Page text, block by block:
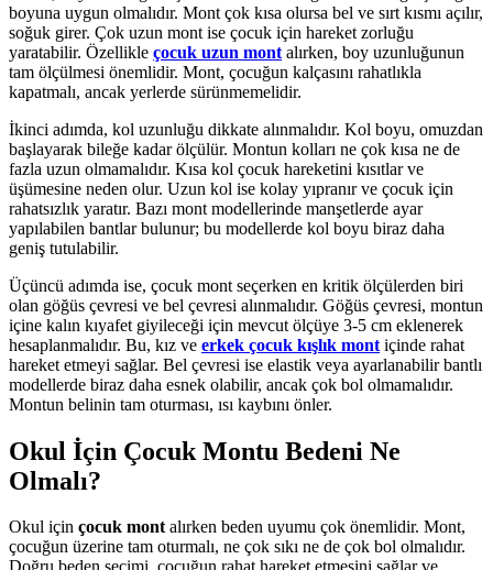
boyuna uygun olmalıdır. Mont çok kısa olursa bel ve sırt kısmı açılır,
soğuk girer. Çok uzun mont ise çocuk için hareket zorluğu
yaratabilir. Özellikle çocuk uzun mont alırken, boy uzunluğunun
tam ölçülmesi önemlidir. Mont, çocuğun kalçasını rahatlıkla
kapatmalı, ancak yerlerde sürünmemelidir.
İkinci adımda, kol uzunluğu dikkate alınmalıdır. Kol boyu, omuzdan
başlayarak bileğe kadar ölçülür. Montun kolları ne çok kısa ne de
fazla uzun olmamalıdır. Kısa kol çocuk hareketini kısıtlar ve
üşümesine neden olur. Uzun kol ise kolay yıpranır ve çocuk için
rahatsızlık yaratır. Bazı mont modellerinde manşetlerde ayar
yapılabilen bantlar bulunur; bu modellerde kol boyu biraz daha
geniş tutulabilir.
Üçüncü adımda ise, çocuk mont seçerken en kritik ölçülerden biri
olan göğüs çevresi ve bel çevresi alınmalıdır. Göğüs çevresi, montun
içine kalın kıyafet giyileceği için mevcut ölçüye 3-5 cm eklenerek
hesaplanmalıdır. Bu, kız ve erkek çocuk kışlık mont içinde rahat
hareket etmeyi sağlar. Bel çevresi ise elastik veya ayarlanabilir bantlı
modellerde biraz daha esnek olabilir, ancak çok bol olmamalıdır.
Montun belinin tam oturması, ısı kaybını önler.
Okul İçin Çocuk Montu Bedeni Ne
Olmalı?
Okul için çocuk montalırken beden uyumu çok önemlidir. Mont,
çocuğun üzerine tam oturmalı, ne çok sıkı ne de çok bol olmalıdır.